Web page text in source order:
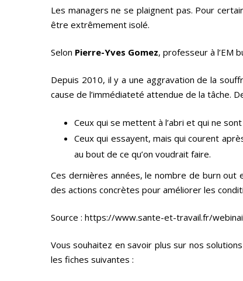
Les managers ne se plaignent pas. Pour
être extrêmement isolé.
Selon Pierre-Yves Gomez, professeur à l’EM
Depuis 2010, il y a une aggravation de la
cause de l’immédiateté attendue de la tâche.
Ceux qui se mettent à l’abri et qui ne
Ceux qui essayent, mais qui courent
au bout de ce qu’on voudrait faire.
Ces dernières années, le nombre de burn out
des actions concrètes pour améliorer les
Source : https://www.sante-et-travail.fr/
Vous souhaitez en savoir plus sur nos
les fiches suivantes :